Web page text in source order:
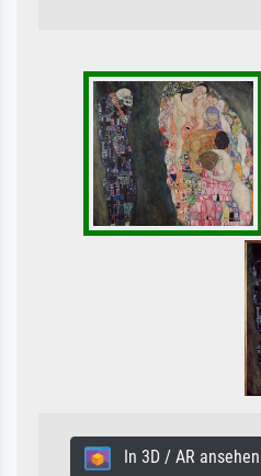
In 3D / AR ansehen